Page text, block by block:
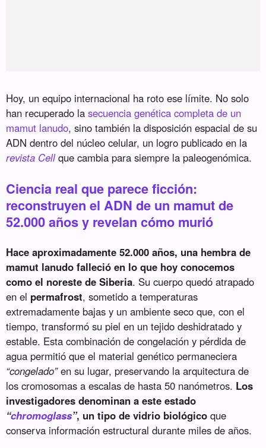
Hoy, un equipo internacional ha roto ese límite. No solo
han recuperado lasecuencia genética completa de un
mamut lanudo, sino también la disposición espacial de su
ADN dentro del núcleo celular, un logro publicado en la
revista Cellque cambia para siempre la paleogenómica.
Ciencia real que parece ficción:
reconstruyen el ADN de un mamut de
52.000 años y revelan cómo murió
Hace aproximadamente 52.000 años, una hembra de
mamut lanudo falleció en lo que hoy conocemos
como el noreste de Siberia. Su cuerpo quedó atrapado
en el permafrost, sometido a temperaturas
extremadamente bajas y un ambiente seco que, con el
tiempo, transformó su piel en un tejido deshidratado y
estable. Esta combinación de congelación y pérdida de
agua permitió que el material genético permaneciera
“congelado”en su lugar, preservando la arquitectura de
los cromosomas a escalas de hasta 50 nanómetros. Los
investigadores denominan a este estado
“chromoglass”, un tipo de vidrio biológico que
conserva información estructural durante miles de años.